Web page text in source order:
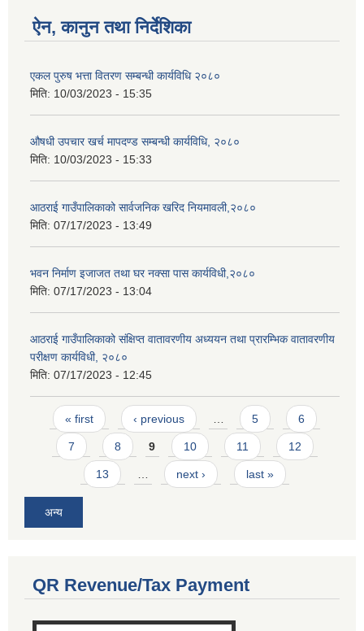
ऐन, कानुन तथा निर्देशिका
एकल पुरुष भत्ता वितरण सम्बन्धी कार्यविधि २०८०
मिति: 10/03/2023 - 15:35
औषधी उपचार खर्च मापदण्ड सम्बन्धी कार्यविधि, २०८०
मिति: 10/03/2023 - 15:33
आठराई गाउँपालिकाको सार्वजनिक खरिद नियमावली,२०८०
मिति: 07/17/2023 - 13:49
भवन निर्माण इजाजत तथा घर नक्सा पास कार्यविधी,२०८०
मिति: 07/17/2023 - 13:04
आठराई गाउँपालिकाको संक्षिप्त वातावरणीय अध्ययन तथा प्रारम्भिक वातावरणीय
परीक्षण कार्यविधी, २०८०
मिति: 07/17/2023 - 12:45
Pages
« first ‹ previous … 5 6
7 8 9 10 11 12
13 … next › last »
अन्य
QR Revenue/Tax Payment